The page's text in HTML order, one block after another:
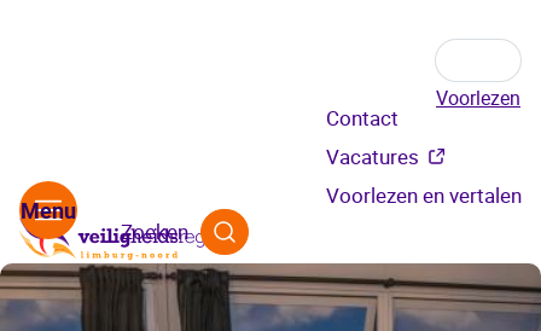
Voorlezen
Secundair
menu
Contact
Vacatures
Voorlezen en vertalen
Zoeken